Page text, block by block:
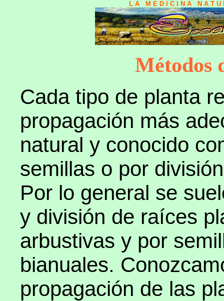
L A M E D I C I N A N A T
Métodos
Cada tipo de planta
propagación más
natural y conocido
semillas o por
Por lo general se
y división de raíces
arbustivas y por
bianuales.
propagación de las